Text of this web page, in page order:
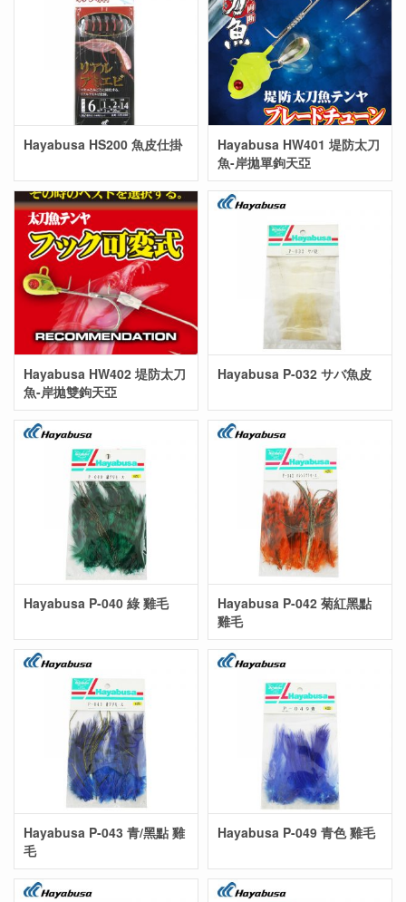
Hayabusa HS200 魚皮仕掛
Hayabusa HW401 堤防太刀
魚-岸拋單鉤天亞
Hayabusa HW402 堤防太刀
魚-岸拋雙鉤天亞
Hayabusa P-032 サバ魚皮
Hayabusa P-040 綠 雞毛
Hayabusa P-042 菊紅黑點
雞毛
Hayabusa P-043 青/黑點 雞
毛
Hayabusa P-049 青色 雞毛